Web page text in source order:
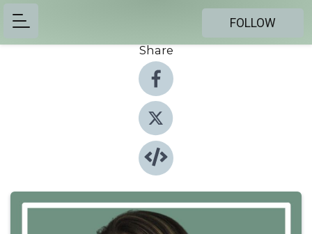
FOLLOW
Share